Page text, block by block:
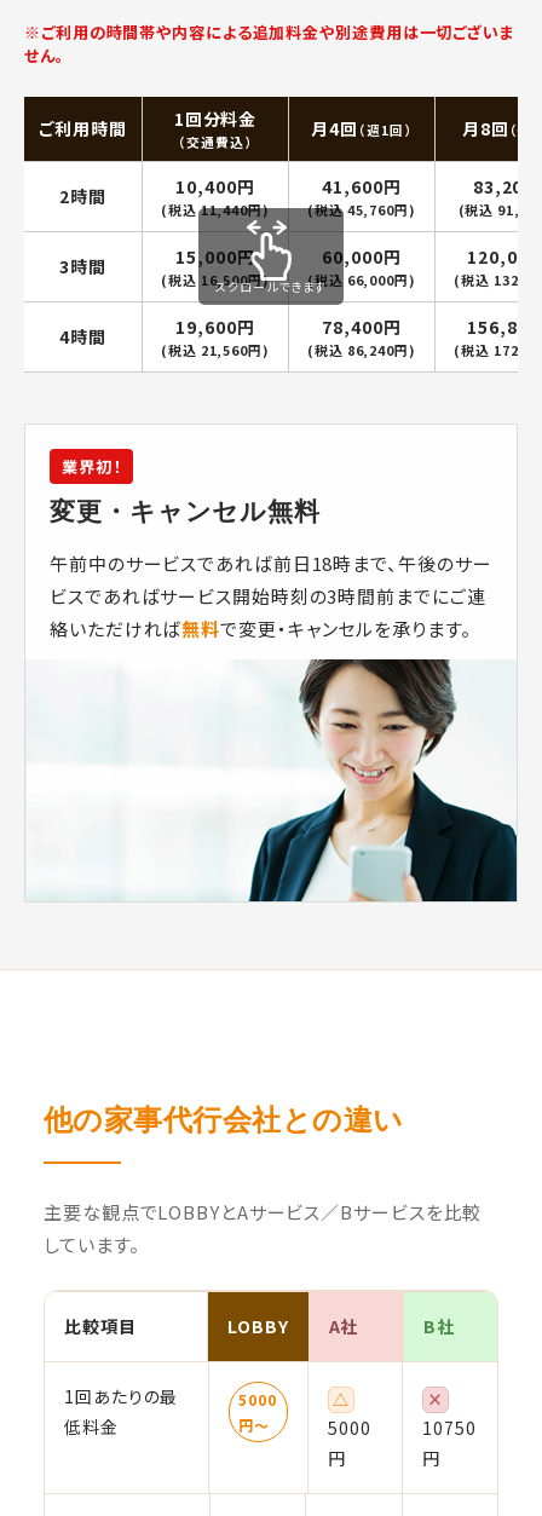
※ご利用の時間帯や内容による追加料金や別途費用は一切ございま
せん。
ご利用時間 1回分料金
（交通費込）
月4回 （週1回） 月8回 （週
2時間 10,400円
(税込 11,440円)
41,600円
(税込 45,760円)
83,200
(税込
3時間 15,000円
(税込 16,500円)
60,000円
(税込 66,000円) (税込
4時間 19,600円
(税込 21,560円)
78,400円
(税込 86,240円) (税込
スクロールできます
業界初！
変更・キャンセル無料
午前中のサービスであれば前日18時まで、午後のサー
ビスであればサービス開始時刻の3時間前までにご連
絡いただければ無料で変更・キャンセルを承ります。
他の家事代行会社との違い
主要な観点でLOBBYとAサービス／Bサービスを比較
しています。
比較項目 LOBBY A社 B社
1回あたりの最
低料金
5000
円〜
△
5000
円
×
10750
円